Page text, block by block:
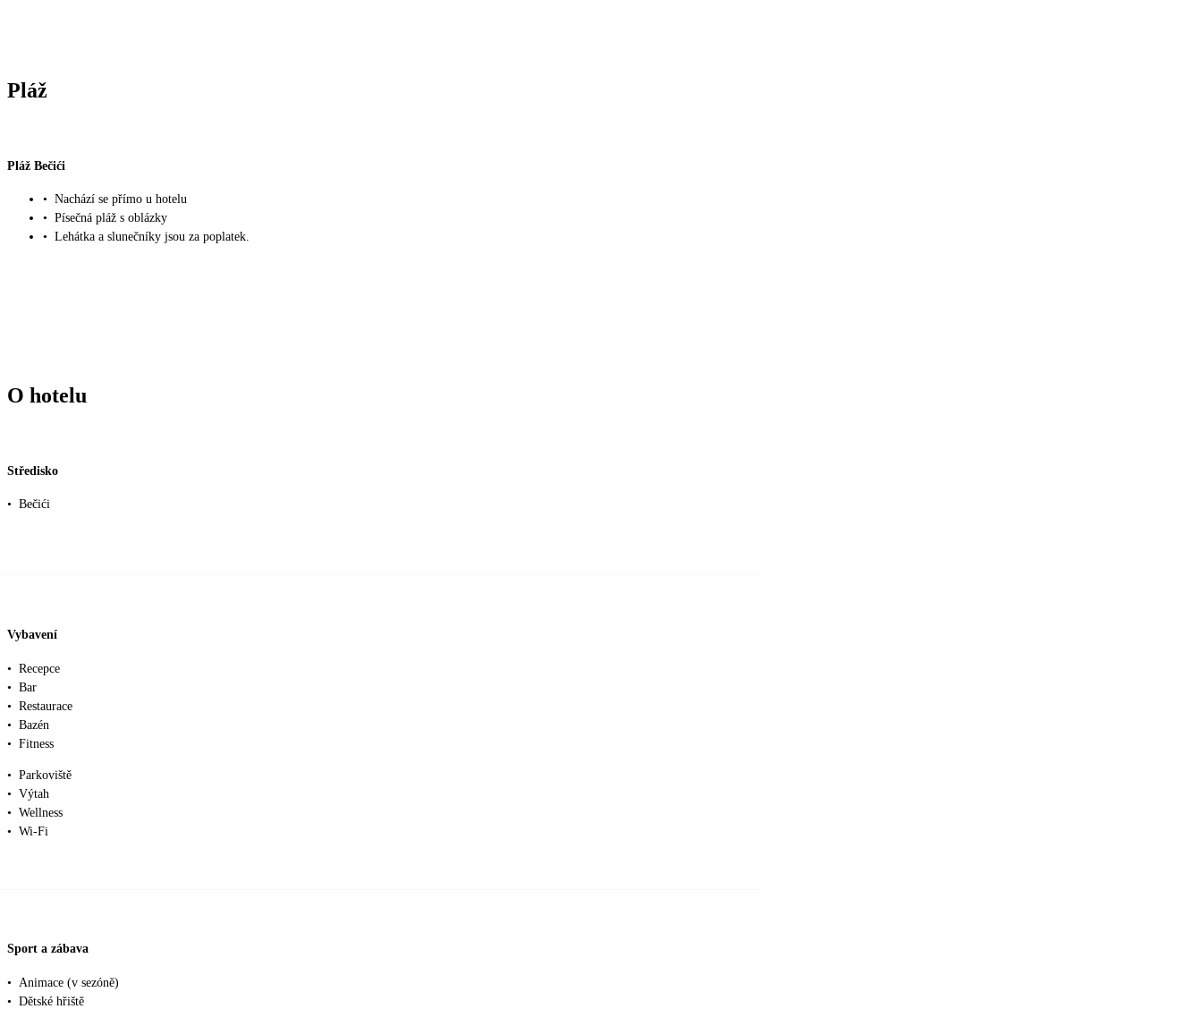
Pláž
Pláž Bečići
• Nachází se přímo u hotelu
• Písečná pláž s oblázky
• Lehátka a slunečníky jsou za poplatek.
O hotelu
Středisko
• Bečići
Vybavení
• Recepce
• Bar
• Restaurace
• Bazén
• Fitness
• Parkoviště
• Výtah
• Wellness
• Wi-Fi
Sport a zábava
•
Animace (v sezóně)
• Dětské hřiště